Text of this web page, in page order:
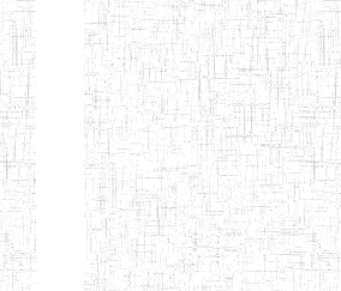
NATIONS
ENIET PAUL
MOMO
23/07/
ENIEG PRIVEE
TCHEB'S
10/07/
ENIEG PRIVEE
12/07/